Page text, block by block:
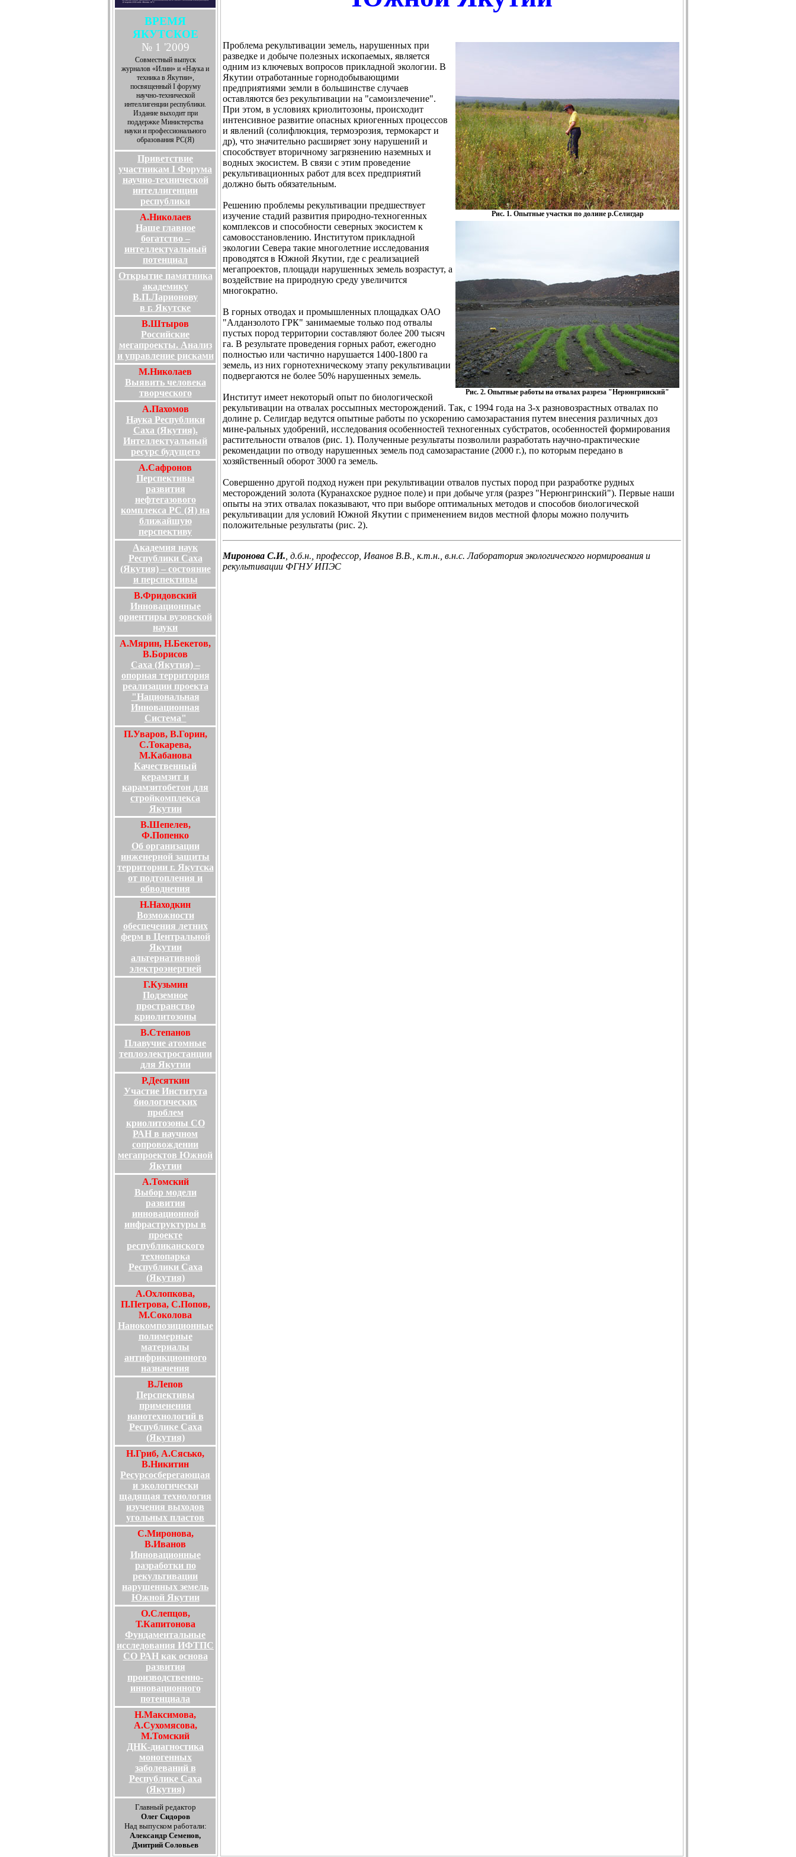
ВРЕМЯ
ЯКУТСКОЕ
№ 1 '2009
Совместный выпуск
журналов «Илин» и «Наука и
техника в Якутии»,
посвященный I форуму
научно-технической
интеллигенции республики.
Издание выходит при
поддержке Министерства
науки и профессионального
образования РС(Я)
Приветствие
участникам I Форума
научно-технической
интеллигенции
республики
А.Николаев
Наше главное
богатство –
интеллектуальный
потенциал
Открытие памятника
академику
В.П.Ларионову
в г. Якутске
В.Штыров
Российские
мегапроекты. Анализ
и управление рисками
М.Николаев
Выявить человека
творческого
А.Пахомов
Наука Республики
Саха (Якутия).
Интеллектуальный
ресурс будущего
А.Сафронов
Перспективы
развития
нефтегазового
комплекса РС (Я) на
ближайшую
перспективу
Академия наук
Республики Саха
(Якутия) – состояние
и перспективы
В.Фридовский
Инновационные
ориентиры вузовской
науки
А.Мярин, Н.Бекетов,
В.Борисов
Саха (Якутия) –
опорная территория
реализации проекта
"Национальная
Инновационная
Система"
П.Уваров, В.Горин,
С.Токарева,
М.Кабанова
Качественный
керамзит и
карамзитобетон для
стройкомплекса
Якутии
В.Шепелев,
Ф.Попенко
Об организации
инженерной защиты
территории г. Якутска
от подтопления и
обводнения
Н.Находкин
Возможности
обеспечения летних
ферм в Центральной
Якутии
альтернативной
электроэнергией
Г.Кузьмин
Подземное
пространство
криолитозоны
В.Степанов
Плавучие атомные
теплоэлектростанции
для Якутии
Р.Десяткин
Участие Института
биологических
проблем
криолитозоны СО
РАН в научном
сопровождении
мегапроектов Южной
Якутии
А.Томский
Выбор модели
развития
инновационной
инфраструктуры в
проекте
республиканского
технопарка
Республики Саха
(Якутия)
А.Охлопкова,
П.Петрова, С.Попов,
М.Соколова
Нанокомпозиционные
полимерные
материалы
антифрикционного
назначения
В.Лепов
Перспективы
применения
нанотехнологий в
Республике Саха
(Якутия)
Н.Гриб, А.Сясько,
В.Никитин
Ресурсосберегающая
и экологически
щадящая технология
изучения выходов
угольных пластов
С.Миронова,
В.Иванов
Инновационные
разработки по
рекультивации
нарушенных земель
Южной Якутии
О.Слепцов,
Т.Капитонова
Фундаментальные
исследования ИФТПС
СО РАН как основа
развития
производственно-
инновационного
потенциала
Н.Максимова,
А.Сухомясова,
М.Томский
ДНК-диагностика
моногенных
заболеваний в
Республике Саха
(Якутия)
Главный редактор
Олег Сидоров
Над выпуском работали:
Александр Семенов,
Дмитрий Соловьев
Рис. 1. Опытные участки по долине р.Селигдар
Рис. 2. Опытные работы на отвалах разреза "Нерюнгринский"
Проблема рекультивации земель, нарушенных при
разведке и добыче полезных ископаемых, является
одним из ключевых вопросов прикладной экологии. В
Якутии отработанные горнодобывающими
предприятиями земли в большинстве случаев
оставляются без рекультивации на "самоизлечение".
При этом, в условиях криолитозоны, происходит
интенсивное развитие опасных криогенных процессов
и явлений (солифлюкция, термоэрозия, термокарст и
др), что значительно расширяет зону нарушений и
способствует вторичному загрязнению наземных и
водных экосистем. В связи с этим проведение
рекультивационных работ для всех предприятий
должно быть обязательным.
Решению проблемы рекультивации предшествует
изучение стадий развития природно-техногенных
комплексов и способности северных экосистем к
самовосстановлению. Институтом прикладной
экологии Севера такие многолетние исследования
проводятся в Южной Якутии, где с реализацией
мегапроектов, площади нарушенных земель возрастут, а
воздействие на природную среду увеличится
многократно.
В горных отводах и промышленных площадках ОАО
"Алданзолото ГРК" занимаемые только под отвалы
пустых пород территории составляют более 200 тысяч
га. В результате проведения горных работ, ежегодно
полностью или частично нарушается 1400-1800 га
земель, из них горнотехническому этапу рекультивации
подвергаются не более 50% нарушенных земель.
Институт имеет некоторый опыт по биологической
рекультивации на отвалах россыпных месторождений. Так, с 1994 года на 3-х разновозрастных отвалах по
долине р. Селигдар ведутся опытные работы по ускорению самозарастания путем внесения различных доз
мине-ральных удобрений, исследования особенностей техногенных субстратов, особенностей формирования
растительности отвалов (рис. 1). Полученные результаты позволили разработать научно-практические
рекомендации по отводу нарушенных земель под самозарастание (2000 г.), по которым передано в
хозяйственный оборот 3000 га земель.
Совершенно другой подход нужен при рекультивации отвалов пустых пород при разработке рудных
месторождений золота (Куранахское рудное поле) и при добыче угля (разрез "Нерюнгринский"). Первые наши
опыты на этих отвалах показывают, что при выборе оптимальных методов и способов биологической
рекультивации для условий Южной Якутии с применением видов местной флоры можно получить
положительные результаты (рис. 2).
Миронова С.И. , д.б.н., профессор, Иванов В.В., к.т.н., в.н.с. Лаборатория экологического нормирования и
рекультивации ФГНУ ИПЭС